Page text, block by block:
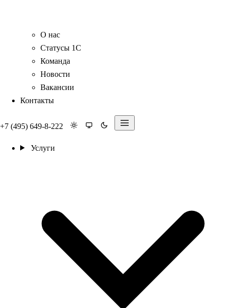
О нас
Статусы 1С
Команда
Новости
Вакансии
Контакты
+7 (495) 649-8-222
Услуги